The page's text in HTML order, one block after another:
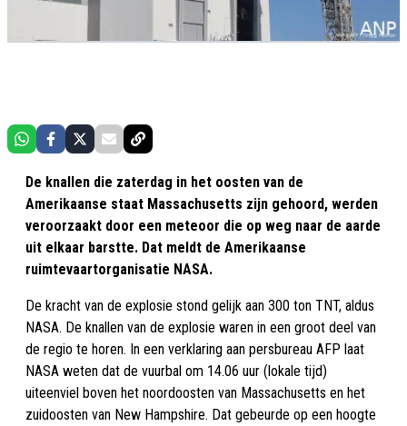
De knallen die zaterdag in het oosten van de
Amerikaanse staat Massachusetts zijn gehoord, werden
veroorzaakt door een meteoor die op weg naar de aarde
uit elkaar barstte. Dat meldt de Amerikaanse
ruimtevaartorganisatie NASA.
De kracht van de explosie stond gelijk aan 300 ton TNT, aldus
NASA. De knallen van de explosie waren in een groot deel van
de regio te horen. In een verklaring aan persbureau AFP laat
NASA weten dat de vuurbal om 14.06 uur (lokale tijd)
uiteenviel boven het noordoosten van Massachusetts en het
zuidoosten van New Hampshire. Dat gebeurde op een hoogte